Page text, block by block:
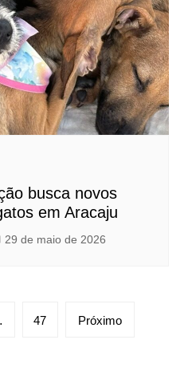
busca novos
em Aracaju
29 de maio de 2026
47 Próximo